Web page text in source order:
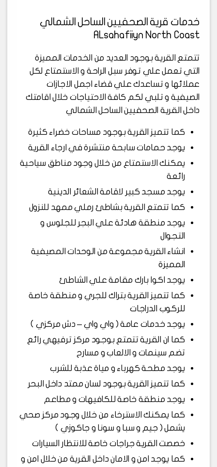
خدمات قرية الصحفيين الساحل الشمالي
ALsahafiiyn North Coast
تتمتع القرية بوجود العديد من الخدمات المميزة
التي تعمل علي توفر سبل الراحة و الاستمتاع لكل
عملائها و تساعدك علي قضاء اجمل الاجازات
الصيفية و تلبي لكم كافة الاحتياجات خلال اقامتك
داخل القرية الصحفيين الساحل الشمالي
كما تتميز القرية بوجود مساحات خضراء كثيرة
يوجد حمامات سابحة منتشرة في ارجاء القرية
يمكنك الاستمتاع من خلال وجود مناطق سياحية
رائعة
يوجد مسجد كبير لاقامة الشعائر الدينية
كما تتمتع القرية بشاطئ رملي ممهد للنزول
يوجد منطقة هادئة علي البجر للجلوس و
التجوال
انشاء القرية مجموعة من الوحدات المصيفية
المميزة
يوجد اكوا بارك مقامة علي الشاطئ
كما تتميز القرية بتراك للجري و منطقة خاصة
للركوب الدراجات
يوجد خدمات عامة ( واي واي – دش مركزي )
كما ان القرية تتمتع بوجود مركز ترفيهي رائع
تضم سينمات و الالعاب و مسارح
يوجد مطحة كهرباء و مياة عذبة للشرب
كما تتميز القرية بوجود لسان ممتد داخل البحر
يوجد منطقة خاصة للكافيهات و مطاعم
كما يمكنك الاسترخاء من خلال وجود مركز صحي
يشمل ( جيم و سبا و سونا و جاكوزي )
خصصت القرية جراجات خاصة للانتظار السيارات
كما يوجد امن و الامان داخل القرية من خلال امن و